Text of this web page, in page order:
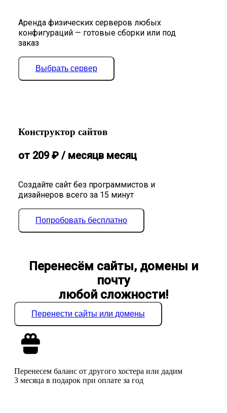
Аренда физических серверов любых
конфигураций — готовые сборки или под
заказ
Выбрать сервер
Конструктор сайтов
Создайте сайт без программистов и
дизайнеров всего за 15 минут
от 209₽ / месяцв месяц
Попробовать бесплатно
Перенесём сайты, домены и
почту
любой сложности!
Перенести сайты или домены
Перенесем баланс от другого хостера или дадим
3 месяца в подарок при оплате за год